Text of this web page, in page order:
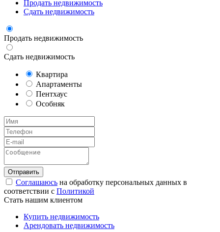
Продать недвижимость
Сдать недвижимость
Продать недвижимость
Сдать недвижимость
Квартира
Апартаменты
Пентхаус
Особняк
Соглашаюсь на обработку персональных данных в
соответствии с Политикой
Стать нашим клиентом
Купить недвижимость
Арендовать недвижимость